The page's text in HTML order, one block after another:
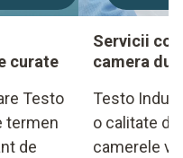
curate
Testo
termen
de
Servicii
camera
Testo
o calitate
camerele